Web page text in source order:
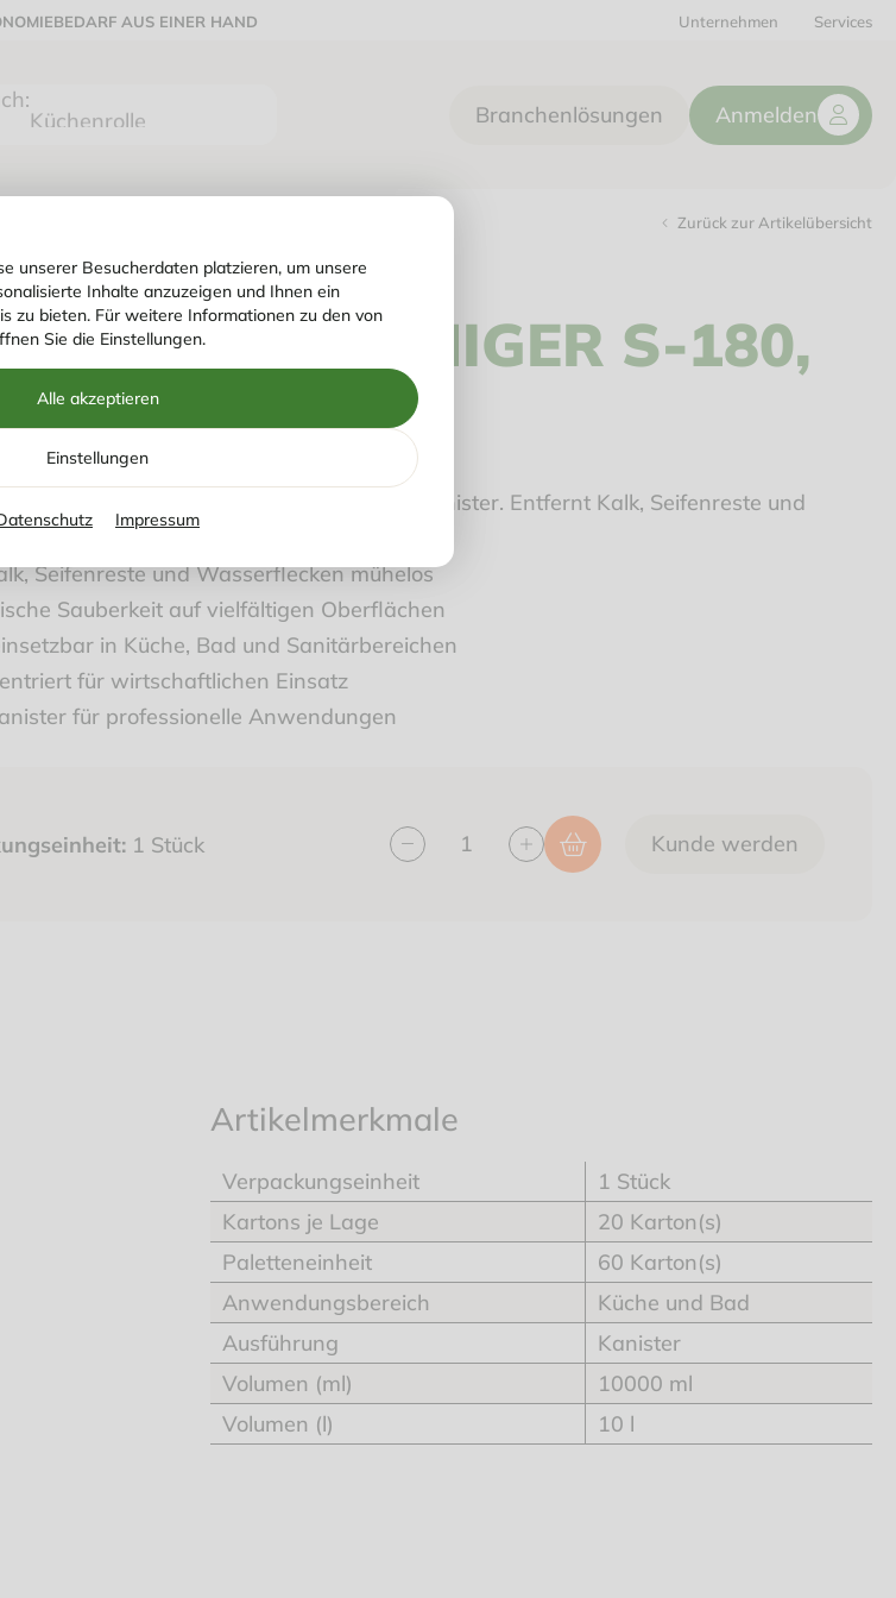
unserer Besucherdaten platzieren, um unsere
Inhalte anzuzeigen und Ihnen ein
zu bieten. Für weitere Informationen zu den von
Sie die Einstellungen.
Alle akzeptieren
Einstellungen
Impressum
AUS EINER HAND Unternehmen Services
Küchenrolle Branchenlösungen Anmelden
Zurück zur Artikelübersicht
ESSIGREINIGER S-180,
KANISTER
S-180 von ProLAB im 10-Liter-Kanister. Entfernt Kalk, Seifenreste und
für hygienische Sauberkeit.
Seifenreste und Wasserflecken mühelos
Sauberkeit auf vielfältigen Oberflächen
in Küche, Bad und Sanitärbereichen
für wirtschaftlichen Einsatz
für professionelle Anwendungen
1 Stück Kunde werden
Artikelmerkmale
Verpackungseinheit
1 Stück
Kartons je Lage
20 Karton(s)
Paletteneinheit
60 Karton(s)
Anwendungsbereich
Küche und Bad
Ausführung
Kanister
Volumen (ml)
10000 ml
Volumen (l)
10 l